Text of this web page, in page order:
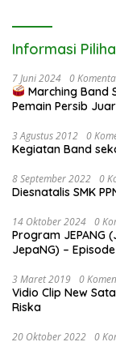
Informasi
7 Juni 2024 0
Marching Band
Pemain Persib
3 Agustus 2012 0
Kegiatan Band
8 September 2022 0
Diesnatalis SMK
14 Oktober 2024 0
Program JEPANG
JepaNG) – Episode
3 Maret 2019 0
Vidio Clip New
Riska
20 Oktober 2022 0